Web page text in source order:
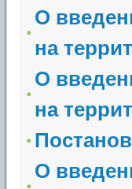
О
на
О
на
О